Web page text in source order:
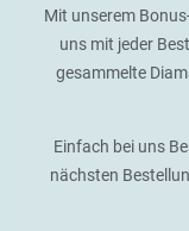
Mit unserem
uns mit jeder
gesammelte
Einfach bei uns
nächsten